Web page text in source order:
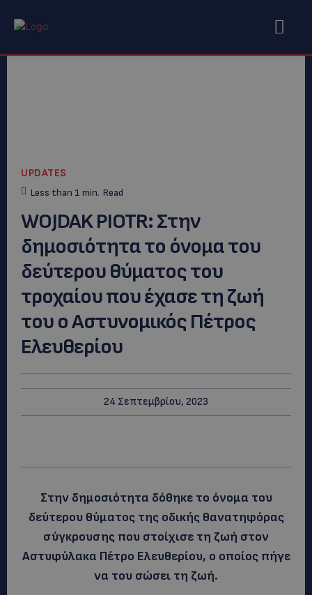
UPDATES
Less than 1 min. Read
WOJDAK PIOTR: Στην
δημοσιότητα το όνομα του
δεύτερου θύματος του
τροχαίου που έχασε τη ζωή
του ο Αστυνομικός Πέτρος
Ελευθερίου
24 Σεπτεμβρίου, 2023
Στην δημοσιότητα δόθηκε το όνομα του
δεύτερου θύματος της οδικής θανατηφόρας
σύγκρουσης που στοίχισε τη ζωή στον
Αστυφύλακα Πέτρο Ελευθερίου, ο οποίος πήγε
να του σώσει τη ζωή.